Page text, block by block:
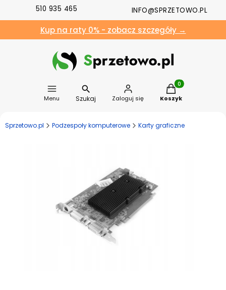
510 935 465 INFO@SPRZETOWO.PL
Kup na raty 0% - zobacz szczegóły →
Menu Szukaj Zaloguj się
Produkty w
Koszyk
Sprzetowo.pl Podzespoły komputerowe Karty graficzne